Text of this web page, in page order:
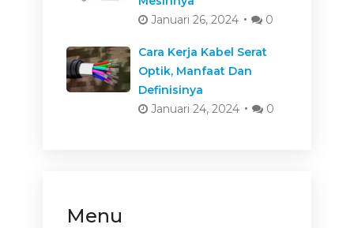
Januari 26, 2024
0
Cara Kerja Kabel Serat
Optik, Manfaat Dan
Definisinya
Januari 24, 2024
0
Menu